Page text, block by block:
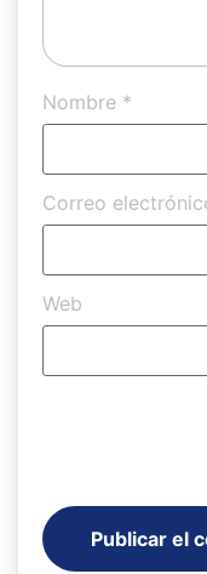
Nombre *
Correo
Web